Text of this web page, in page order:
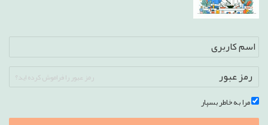
رمز عبور را فراموش کرده اید؟
مرا به خاطر بسپار